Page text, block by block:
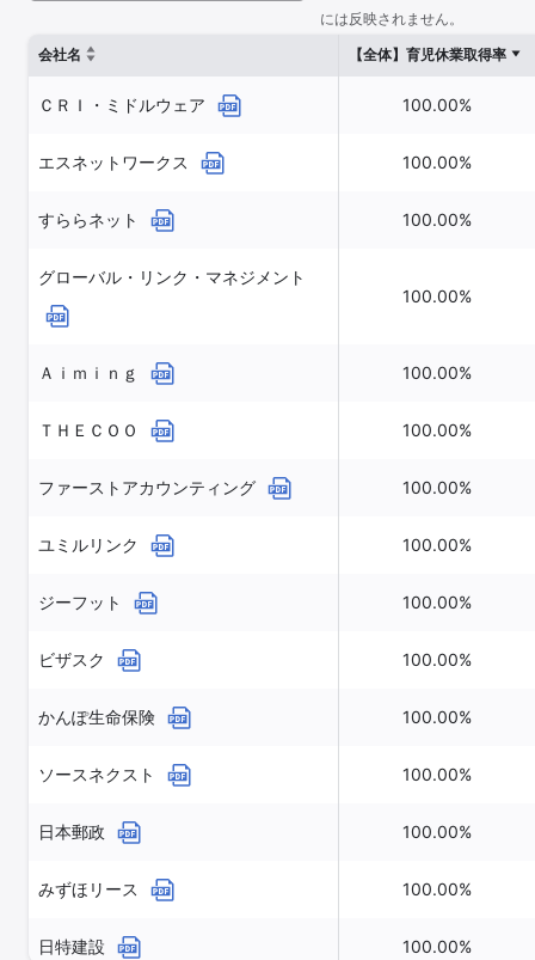
には反映されません。
会社名
【全体】育児休業取得率
ＣＲＩ・ミドルウェア 100.00%
エスネットワークス 100.00%
すららネット 100.00%
グローバル・リンク・マネジメント
100.00%
Ａｉｍｉｎｇ 100.00%
ＴＨＥＣＯＯ 100.00%
ファーストアカウンティング 100.00%
ユミルリンク 100.00%
ジーフット 100.00%
ビザスク 100.00%
かんぽ生命保険 100.00%
ソースネクスト 100.00%
日本郵政 100.00%
みずほリース 100.00%
日特建設 100.00%